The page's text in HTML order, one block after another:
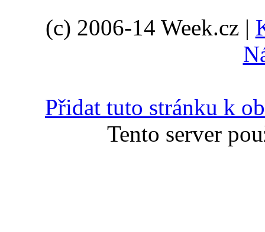
(c) 2006-14 Week.cz |
Přidat tuto stránku k
Tento server